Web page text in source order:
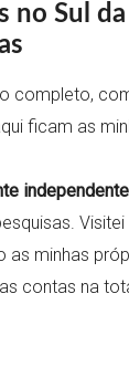
no Sul
completo,
ficam as
independente
as minhas
contas na